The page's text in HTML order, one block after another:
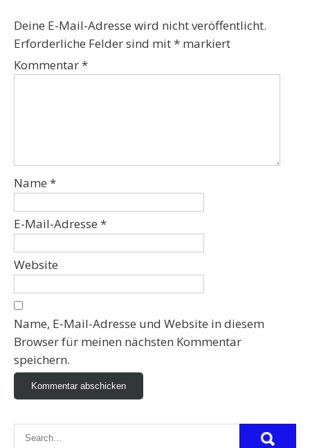
Deine E-Mail-Adresse wird nicht veröffentlicht.
Erforderliche Felder sind mit* markiert
Kommentar*
Name *
E-Mail-Adresse *
Website
Name, E-Mail-Adresse und Website in diesem
Browser für meinen nächsten Kommentar
speichern.